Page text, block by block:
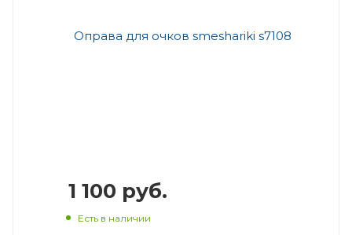
1 100 руб.
Есть в наличии